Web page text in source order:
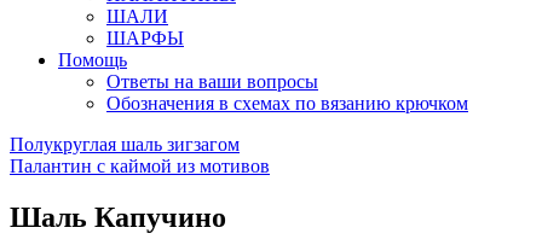
ШАЛИ
ШАРФЫ
Помощь
Ответы на ваши вопросы
Обозначения в схемах по вязанию крючком
Полукруглая шаль зигзагом
Палантин с каймой из мотивов
Шаль Капучино